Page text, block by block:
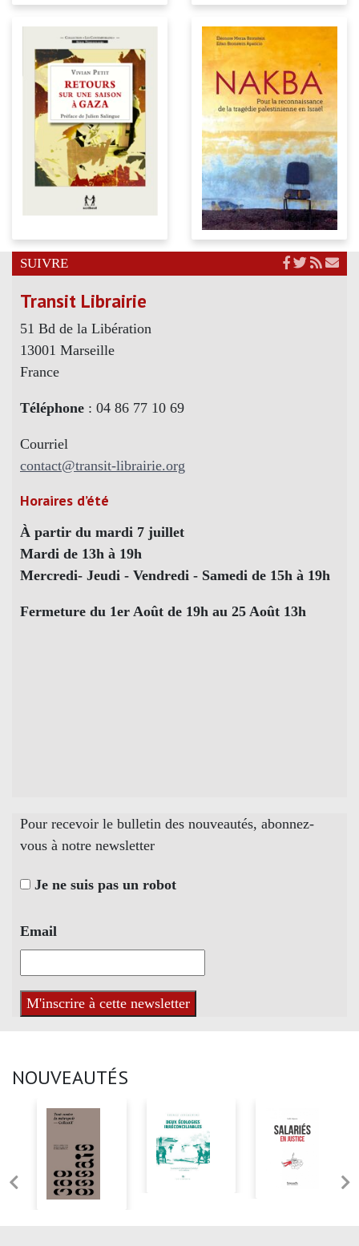
SUIVRE
Transit Librairie
51 Bd de la Libération
13001 Marseille
France
Téléphone : 04 86 77 10 69
Courriel
contact@transit-librairie.org
Horaires d’été
À partir du mardi 7 juillet
Mardi de 13h à 19h
Mercredi- Jeudi - Vendredi - Samedi de 15h à 19h
Fermeture du 1er Août de 19h au 25 Août 13h
Pour recevoir le bulletin des nouveautés, abonnez-
vous à notre newsletter
Je ne suis pas un robot
Email
NOUVEAUTÉS